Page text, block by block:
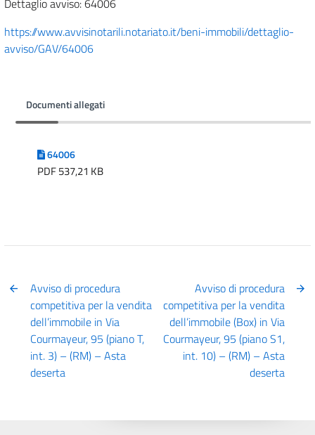
Dettaglio avviso: 64006
https://www.avvisinotarili.notariato.it/beni-immobili/dettaglio-
avviso/GAV/64006
Documenti allegati
64006
PDF 537,21 KB
Avviso di procedura
competitiva per la vendita
dell’immobile in Via
Courmayeur, 95 (piano T,
int. 3) – (RM) – Asta
deserta
Avviso di procedura
competitiva per la vendita
dell’immobile (Box) in Via
Courmayeur, 95 (piano S1,
int. 10) – (RM) – Asta
deserta